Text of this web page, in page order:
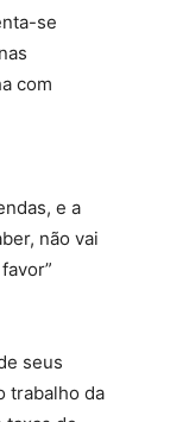
se
com
e a
não vai
seus
trabalho da